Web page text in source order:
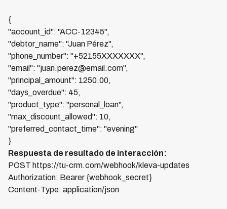
{
"account_id": "ACC-12345",
"debtor_name": "Juan Pérez",
"phone_number": "+52155XXXXXXX",
"email": "juan.perez@email.com",
"principal_amount": 1250.00,
"days_overdue": 45,
"product_type": "personal_loan",
"max_discount_allowed": 10,
"preferred_contact_time": "evening"
}
Respuesta de resultado de interacción:
POST https://tu-crm.com/webhook/kleva-updates
Authorization: Bearer {webhook_secret}
Content-Type: application/json